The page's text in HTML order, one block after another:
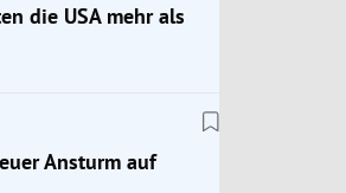
die USA mehr als
Ansturm auf